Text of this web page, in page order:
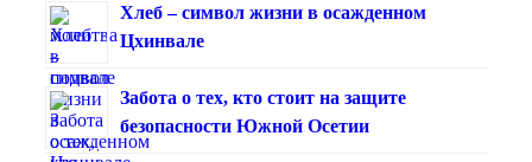
Хлеб – символ жизни в осажденном
Цхинвале
Забота о тех, кто стоит на защите
безопасности Южной Осетии